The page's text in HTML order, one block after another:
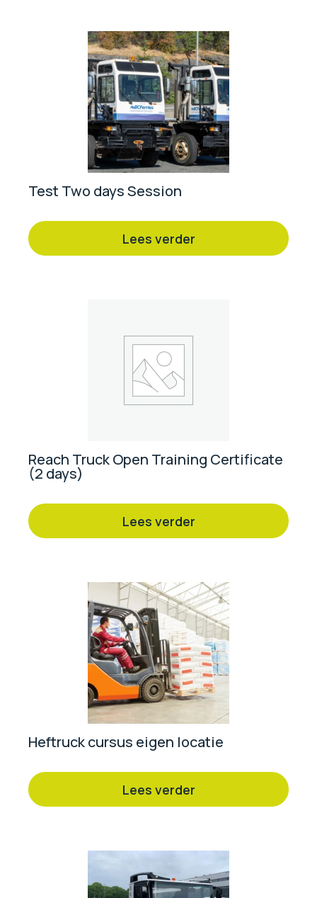
Test Two days Session
Lees verder
Reach Truck Open Training Certificate
(2 days)
Lees verder
Heftruck cursus eigen locatie
Lees verder